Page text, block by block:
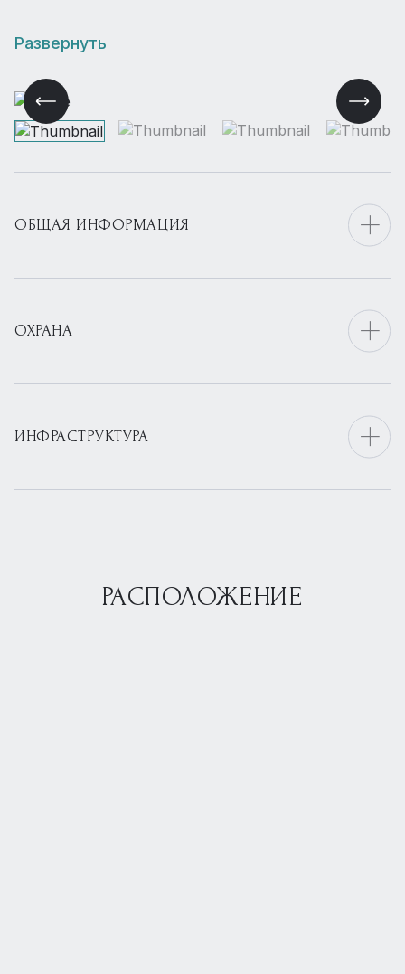
Развернуть
ОБЩАЯ ИНФОРМАЦИЯ
ОХРАНА
ИНФРАСТРУКТУРА
РАСПОЛОЖЕНИЕ